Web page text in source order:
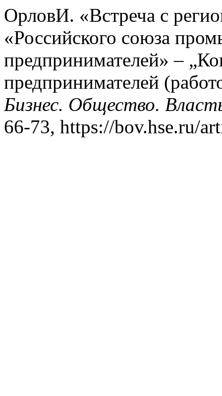
ОрловИ. «Встреча с
«Российского союза
предпринимателей» –
предпринимателей
Бизнес. Общество.
66-73, https://bov.hse.ru/